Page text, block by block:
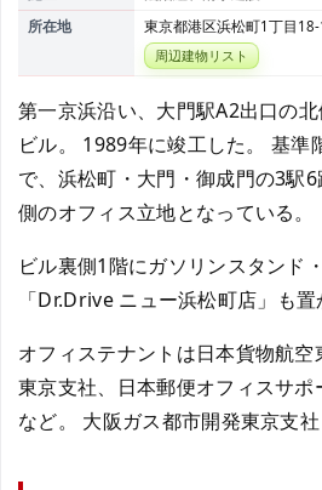
所在地
東京都港区浜松町1丁目18-
周辺建物リスト
第一京浜沿い、大門駅A2出口の
ビル。 1989年に竣工した。 基準
で、浜松町・大門・御成門の3駅
側のオフィス立地となっている。
ビル裏側1階にガソリンスタンド
「Dr.Drive ニュー浜松町店」も置
オフィステナントは日本貨物航
東京支社、日本郵便オフィスサ
など。 大阪ガス都市開発東京支社